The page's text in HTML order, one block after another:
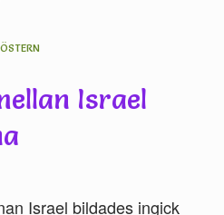
Israel
Israel bildades ingick